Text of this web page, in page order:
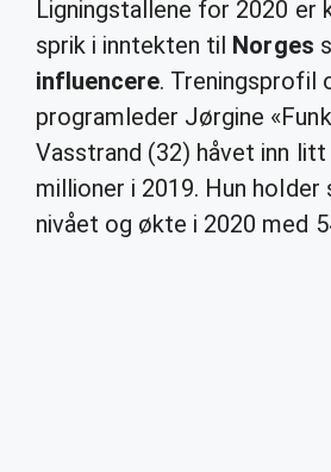
Ligningstallene for 2020 er
sprik i inntekten til Norges
influencere. Treningsprofil
programleder Jørgine
Vasstrand (32) håvet inn litt
millioner i 2019. Hun holder
nivået og økte i 2020 med